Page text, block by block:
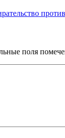
поля